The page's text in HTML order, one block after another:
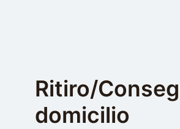
Ritiro/
domicilio